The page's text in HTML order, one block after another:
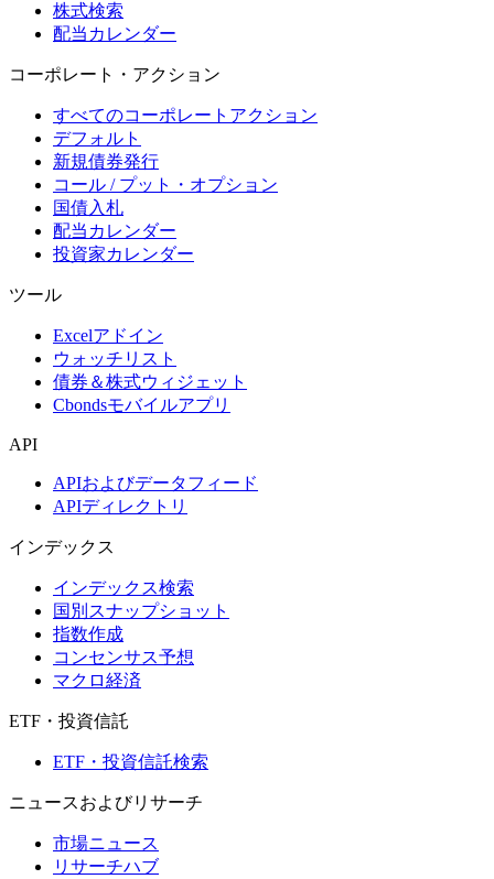
株式検索
配当カレンダー
コーポレート・アクション
すべてのコーポレートアクション
デフォルト
新規債券発行
コール / プット・オプション
国債入札
配当カレンダー
投資家カレンダー
ツール
Excelアドイン
ウォッチリスト
債券＆株式ウィジェット
Cbondsモバイルアプリ
API
APIおよびデータフィード
APIディレクトリ
インデックス
インデックス検索
国別スナップショット
指数作成
コンセンサス予想
マクロ経済
ETF・投資信託
ETF・投資信託検索
ニュースおよびリサーチ
市場ニュース
リサーチハブ